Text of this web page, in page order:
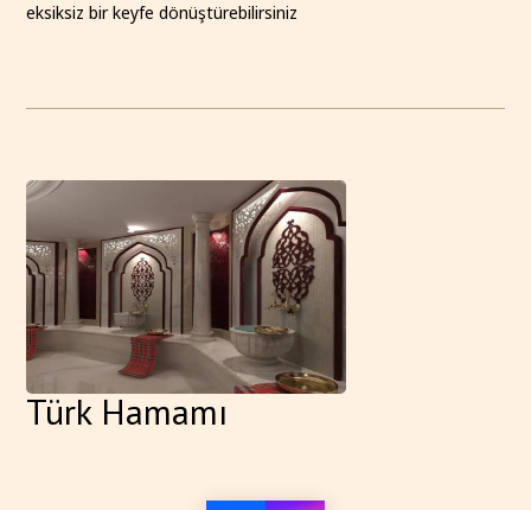
eksiksiz bir keyfe dönüştürebilirsiniz
Türk Hamamı